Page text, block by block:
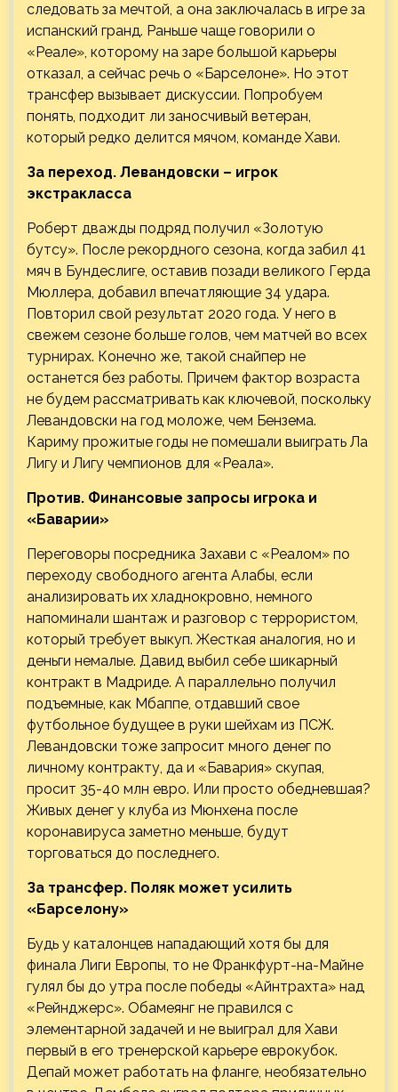
следовать за мечтой, а она заключалась в игре за
испанский гранд. Раньше чаще говорили о
«Реале», которому на заре большой карьеры
отказал, а сейчас речь о «Барселоне». Но этот
трансфер вызывает дискуссии. Попробуем
понять, подходит ли заносчивый ветеран,
который редко делится мячом, команде Хави.
За переход. Левандовски – игрок
экстракласса
Роберт дважды подряд получил «Золотую
бутсу». После рекордного сезона, когда забил 41
мяч в Бундеслиге, оставив позади великого Герда
Мюллера, добавил впечатляющие 34 удара.
Повторил свой результат 2020 года. У него в
свежем сезоне больше голов, чем матчей во всех
турнирах. Конечно же, такой снайпер не
останется без работы. Причем фактор возраста
не будем рассматривать как ключевой, поскольку
Левандовски на год моложе, чем Бензема.
Кариму прожитые годы не помешали выиграть Ла
Лигу и Лигу чемпионов для «Реала».
Против. Финансовые запросы игрока и
«Баварии»
Переговоры посредника Захави с «Реалом» по
переходу свободного агента Алабы, если
анализировать их хладнокровно, немного
напоминали шантаж и разговор с террористом,
который требует выкуп. Жесткая аналогия, но и
деньги немалые. Давид выбил себе шикарный
контракт в Мадриде. А параллельно получил
подъемные, как Мбаппе, отдавший свое
футбольное будущее в руки шейхам из ПСЖ.
Левандовски тоже запросит много денег по
личному контракту, да и «Бавария» скупая,
просит 35-40 млн евро. Или просто обедневшая?
Живых денег у клуба из Мюнхена после
коронавируса заметно меньше, будут
торговаться до последнего.
За трансфер. Поляк может усилить
«Барселону»
Будь у каталонцев нападающий хотя бы для
финала Лиги Европы, то не Франкфурт-на-Майне
гулял бы до утра после победы «Айнтрахта» над
«Рейнджерс». Обамеянг не правился с
элементарной задачей и не выиграл для Хави
первый в его тренерской карьере еврокубок.
Депай может работать на фланге, необязательно